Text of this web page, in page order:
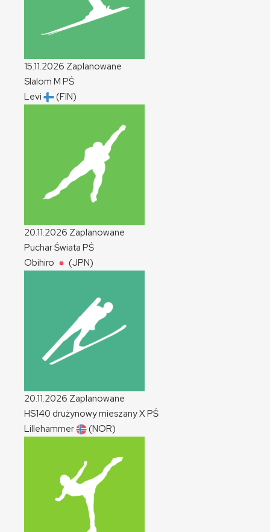
15.11.2026 Zaplanowane
Slalom M PŚ
Levi
(FIN)
20.11.2026 Zaplanowane
Puchar Świata PŚ
Obihiro
(JPN)
20.11.2026 Zaplanowane
HS140 drużynowy mieszanyXPŚ
Lillehammer
(NOR)